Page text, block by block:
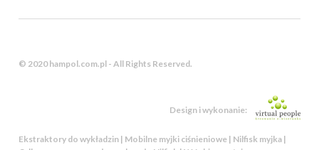
© 2020 hampol.com.pl - All Rights Reserved.
Design i wykonanie:
Ekstraktory do wykładzin | Mobilne myjki ciśnieniowe | Nilfisk myjka |